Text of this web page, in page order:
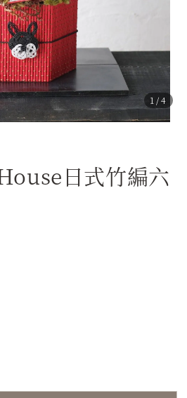
1 /4
日式竹編六